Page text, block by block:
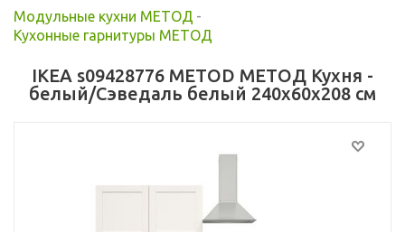
Модульные кухни МЕТОД -
Кухонные гарнитуры МЕТОД
IKEA s09428776 METOD МЕТОД Кухня -
белый/Сэведаль белый 240x60x208 см